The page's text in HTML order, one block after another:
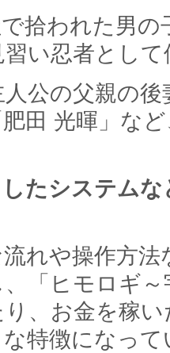
で拾われた男
い忍者として
公の父親の
田 光暉」な
たシステム
れや操作方
「ヒモロギ
、お金を稼
特徴になって